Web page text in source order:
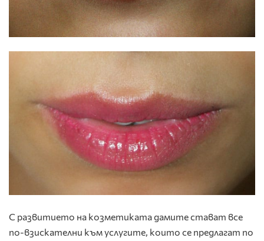
С развитието на козметиката дамите стават все
по-взискателни към услугите, които се предлагат по